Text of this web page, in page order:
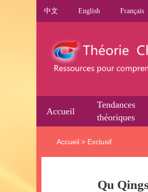
中文 English Français
Accueil
Tendances
théoriques
Accueil > Exclusif
Qu